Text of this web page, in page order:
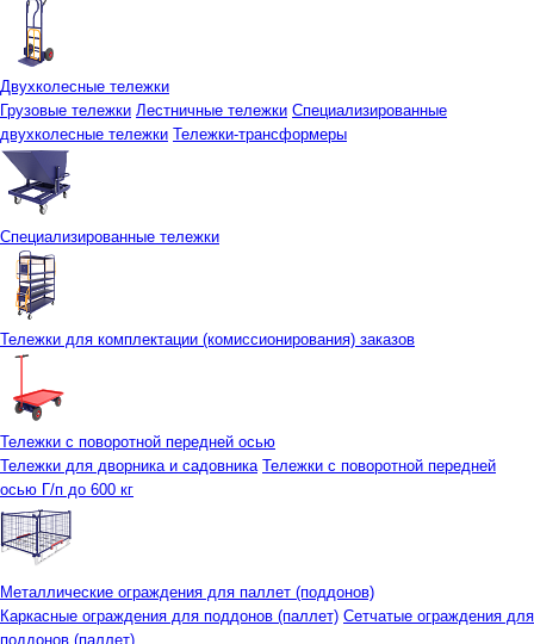
Двухколесные тележки
Грузовые тележки Лестничные тележки Специализированные
двухколесные тележки Тележки-трансформеры
Специализированные тележки
Тележки для комплектации (комиссионирования) заказов
Тележки с поворотной передней осью
Тележки для дворника и садовника Тележки с поворотной передней
осью Г/п до 600 кг
Металлические ограждения для паллет (поддонов)
Каркасные ограждения для поддонов (паллет) Сетчатые ограждения для
поддонов (паллет)